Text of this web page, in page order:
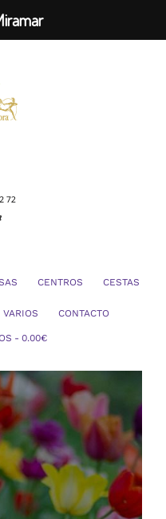
CENTROS CESTAS
VARIOS CONTACTO
0.00€